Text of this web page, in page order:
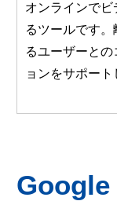
オンラインで
るツールです
るユーザーと
ョンをサポー
Google